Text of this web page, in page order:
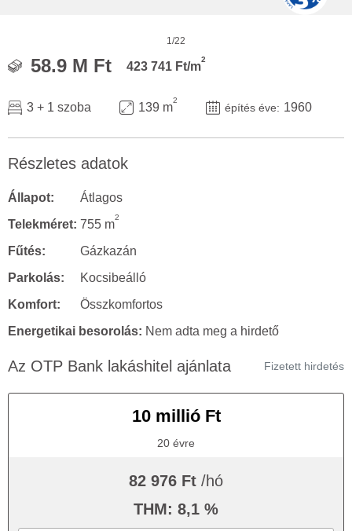
1/22
58.9 M Ft 423 741 Ft/m
2
3 + 1 szoba 139 m
2
építés éve: 1960
Részletes adatok
Állapot:
Átlagos
Telekméret: 755 m
2
Fűtés:
Gázkazán
Parkolás:
Kocsibeálló
Komfort:
Összkomfortos
Energetikai besorolás: Nem adta meg a hirdető
Az OTP Bank lakáshitel ajánlata Fizetett hirdetés
10 millió Ft
20 évre
82 976 Ft /hó
THM: 8,1 %